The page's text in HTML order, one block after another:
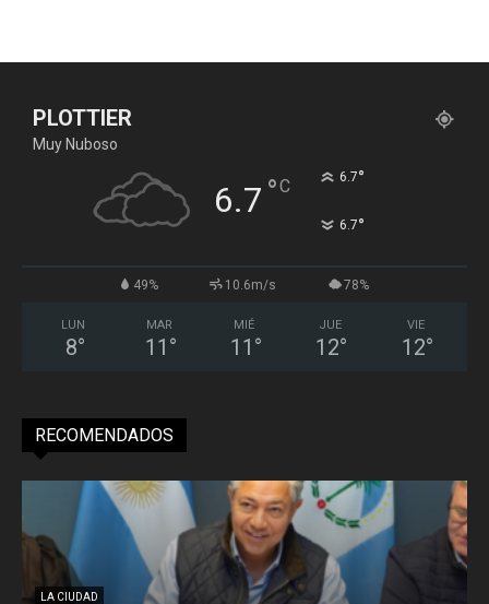
PLOTTIER
Muy Nuboso
6.7 °C 6.7°
6.7°
49% 10.6m/s 78%
LUN
8°
MAR
11 °
MIÉ
11 °
JUE
12°
VIE
12°
RECOMENDADOS
LA CIUDAD